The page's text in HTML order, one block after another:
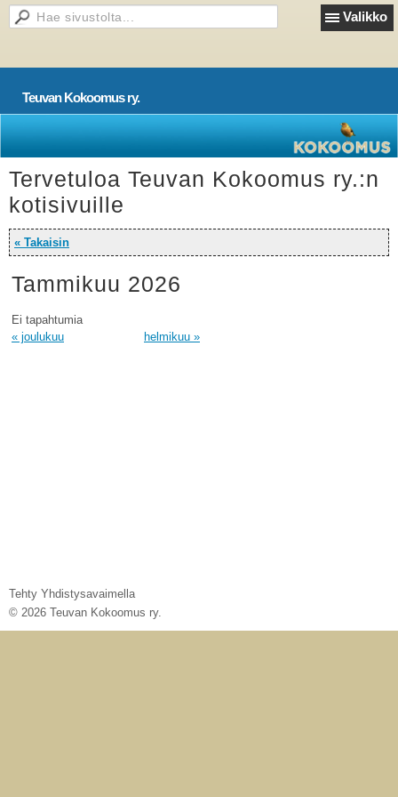
Valikko
Teuvan Kokoomus ry.
Tervetuloa Teuvan Kokoomus ry.:n
kotisivuille
« Takaisin
Tammikuu 2026
Ei tapahtumia
« joulukuu
helmikuu »
Tehty Yhdistysavaimella
© 2026 Teuvan Kokoomus ry.